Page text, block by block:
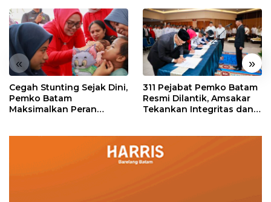
« »
Cegah Stunting Sejak Dini,
Pemko Batam
Maksimalkan Peran
311 Pejabat Pemko Batam
Resmi Dilantik, Amsakar
Tekankan Integritas dan